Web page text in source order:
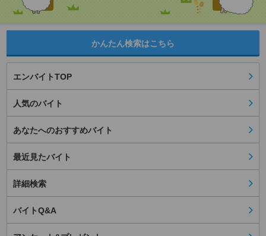
かんたん検索はこちら
エンバイトTOP
人気のバイト
あなたへのおすすめバイト
最近見たバイト
詳細検索
バイトQ&A